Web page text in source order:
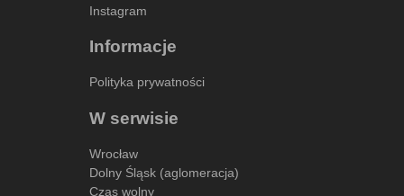
Instagram
Informacje
Polityka prywatności
W serwisie
Wrocław
Dolny Śląsk (aglomeracja)
Czas wolny